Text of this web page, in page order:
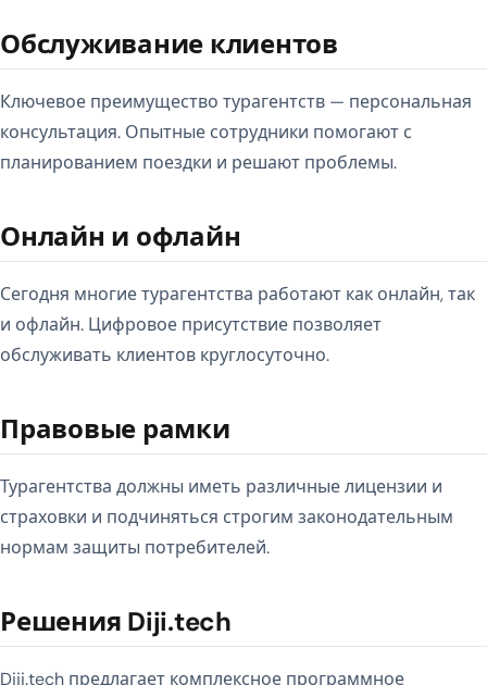
Обслуживание клиентов
Ключевое преимущество турагентств — персональная
консультация. Опытные сотрудники помогают с
планированием поездки и решают проблемы.
Онлайн и офлайн
Сегодня многие турагентства работают как онлайн, так
и офлайн. Цифровое присутствие позволяет
обслуживать клиентов круглосуточно.
Правовые рамки
Турагентства должны иметь различные лицензии и
страховки и подчиняться строгим законодательным
нормам защиты потребителей.
Решения Diji.tech
Diji.tech предлагает комплексное программное